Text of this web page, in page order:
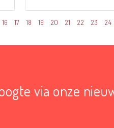
16 17 18 19 20 21 22 23 24
via onze